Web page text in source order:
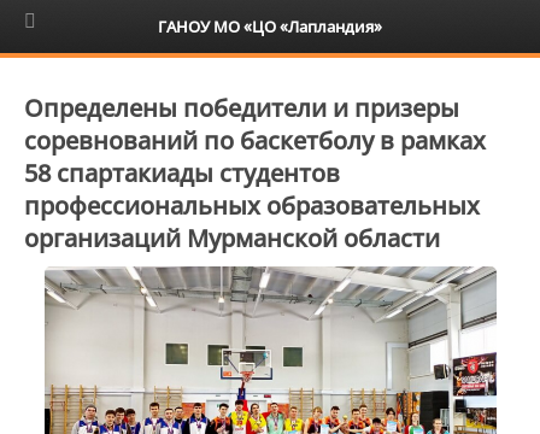
6+
Определены победители и призеры
соревнований по баскетболу в рамках
58 спартакиады студентов
профессиональных образовательных
организаций Мурманской области
ГАНОУ МО «ЦО «Лапландия»